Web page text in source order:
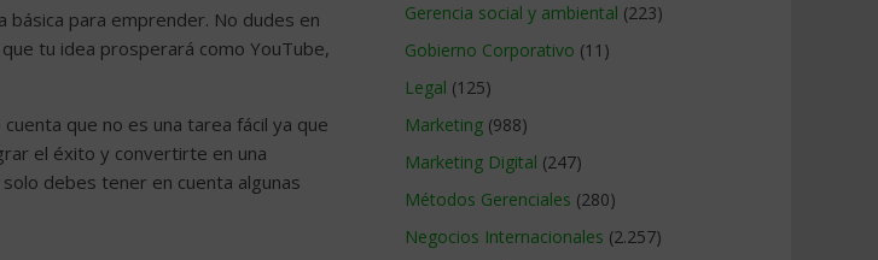
para emprender. No dudes en
tu idea prosperará como YouTube,
que no es una tarea fácil ya que
el éxito y convertirte en una
debes tener en cuenta algunas
Gerencia social y ambiental (223)
Gobierno Corporativo (11)
Legal (125)
Marketing (988)
Marketing Digital (247)
Métodos Gerenciales (280)
Negocios Internacionales (2.257)